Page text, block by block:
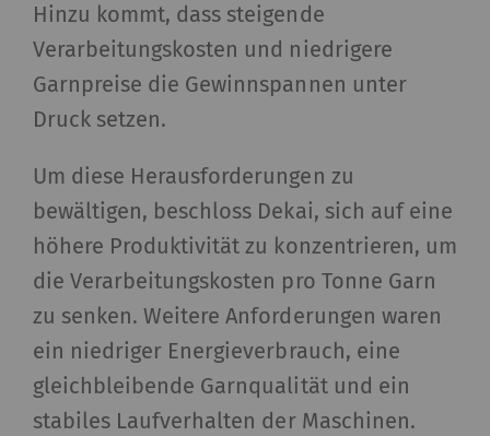
Hinzu kommt, dass steigende
Verarbeitungskosten und niedrigere
Garnpreise die Gewinnspannen unter
Druck setzen.
Um diese Herausforderungen zu
bewältigen, beschloss Dekai, sich auf eine
höhere Produktivität zu konzentrieren, um
die Verarbeitungskosten pro Tonne Garn
zu senken. Weitere Anforderungen waren
ein niedriger Energieverbrauch, eine
gleichbleibende Garnqualität und ein
stabiles Laufverhalten der Maschinen.